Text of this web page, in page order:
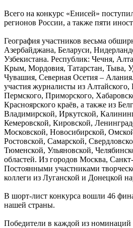
Всего на конкурс «Енисей»
регионов России, а также пяти
География участников весьма
Азербайджана, Беларуси,
Узбекистана. Республик: Чечня,
Крым, Мордовия, Татарстан, Тыва,
Чувашия, Северная Осетия –
участия журналисты из Алтайского,
Пермского, Приморского,
Красноярского краёв, а также из
Владимирской, Иркутской,
Кемеровской, Кировской,
Московской, Новосибирской,
Ростовской, Самарской,
Тюменской, Ульяновской,
областей. Из городов Москва,
Постоянными участниками
коллеги из Луганской и Донецкой
В шорт-лист конкурса вошли 46
нашей страны.
Победители в каждой из номинаций